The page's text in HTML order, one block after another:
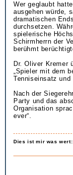
Wer geglaubt
ausgehen würde,
dramatischen
durchsetzen.
spielerische
Schirmherrn der
berühmt
Dr. Oliver Kremer
„Spieler mit dem
Tenniseinsatz
Nach der
Party und das
Organisation
ever“.
Dies ist mir was wert: